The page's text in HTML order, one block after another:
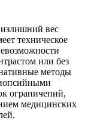
вес
техническое
или без
методы
ограничений,
медицинских